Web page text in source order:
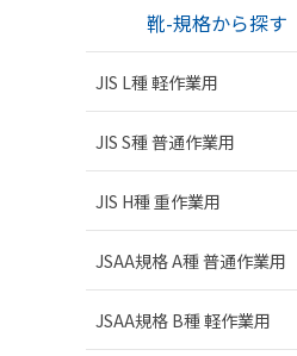
靴-規格から探す
JIS L種 軽作業用
JIS S種 普通作業用
JIS H種 重作業用
JSAA規格 A種 普通作業用
JSAA規格 B種 軽作業用